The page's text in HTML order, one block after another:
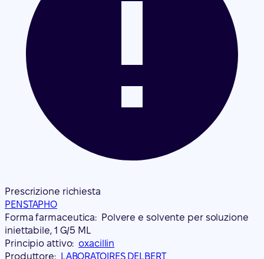
Prescrizione richiesta
PENSTAPHO
Forma farmaceutica: Polvere e solvente per soluzione
iniettabile, 1 G/5 ML
Principio attivo: oxacillin
Produttore:
LABORATOIRES DELBERT